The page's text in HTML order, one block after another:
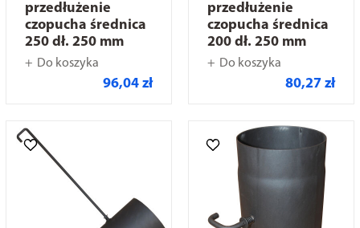
przedłużenie
czopucha średnica
250 dł. 250 mm
Do koszyka
96,04 zł
przedłużenie
czopucha średnica
200 dł. 250 mm
Do koszyka
80,27 zł